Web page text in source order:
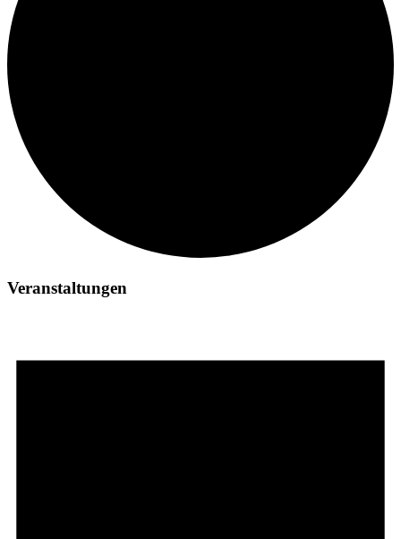
Veranstaltungen